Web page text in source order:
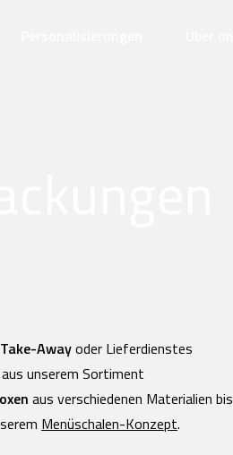
Take-Away oder Lieferdienstes
unserem Sortiment
aus verschiedenen Materialien bis
Menüschalen-Konzept.